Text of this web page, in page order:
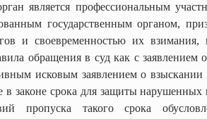
является профессиональным
государственным органом,
и своевременностью их
обращения в суд как с заявлением
исковым заявлением о взыскании
в законе срока для защиты нарушенных
пропуска такого срока